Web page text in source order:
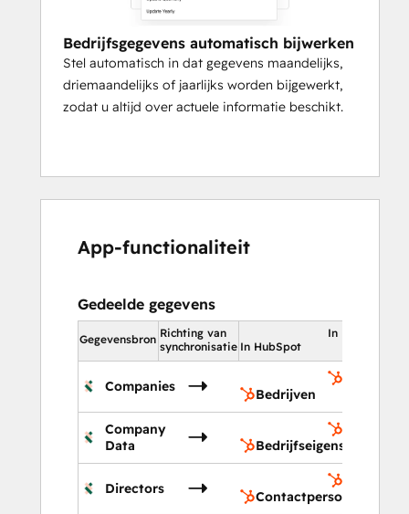
Bedrijfsgegevens automatisch bijwerken
Stel automatisch in dat gegevens maandelijks,
driemaandelijks of jaarlijks worden bijgewerkt,
zodat u altijd over actuele informatie beschikt.
App-functionaliteit
Gedeelde gegevens
Gegevensbron Richting van
synchronisatie
In HubSpot
In HubSpot
Companies
Bedrijven
Company
Data
Bedrijfseigenschappen
Directors
Contactpersonen